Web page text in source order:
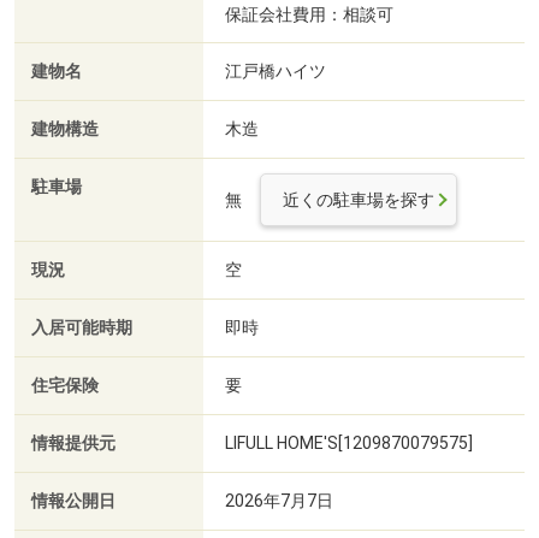
保証会社費用：相談可
建物名 江戸橋ハイツ
建物構造 木造
駐車場
無 近くの駐車場を探す
現況 空
入居可能時期 即時
住宅保険 要
情報提供元 LIFULL HOME'S[1209870079575]
情報公開日 2026年7月7日